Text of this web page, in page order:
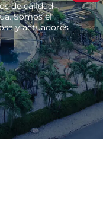
de calidad
Somos el
y actuadores